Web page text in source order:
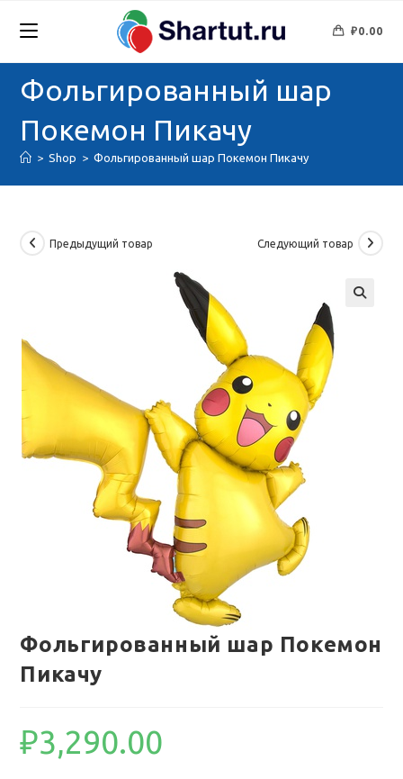
₽0.00
Фольгированный шар
Покемон Пикачу
> Shop > Фольгированный шар Покемон Пикачу
Предыдущий товар Следующий товар
Фольгированный шар Покемон
Пикачу
₽3,290.00